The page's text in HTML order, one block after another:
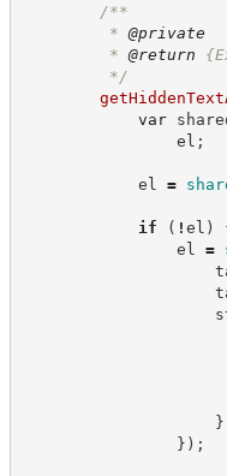
/**
* @private
* @return
*/
var
el ;
el =
if ( ! el )
el =
}
} ) ;